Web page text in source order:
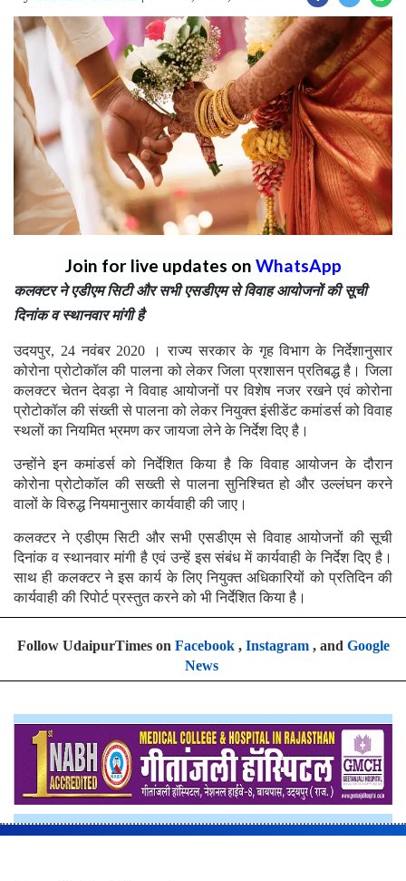
Join for live updates on WhatsApp
कलक्टर ने एडीएम सिटी और सभी एसडीएम से विवाह आयोजनों की सूची
दिनांक व स्थानवार मांगी है
उदयपुर, 24 नवंबर 2020 । राज्य सरकार के गृह विभाग के निर्देशानुसार
कोरोना प्रोटोकॉल की पालना को लेकर जिला प्रशासन प्रतिबद्ध है। जिला
कलक्टर चेतन देवड़ा ने विवाह आयोजनों पर विशेष नजर रखने एवं कोरोना
प्रोटोकॉल की संख्ती से पालना को लेकर नियुक्त इंसीडेंट कमांडर्स को विवाह
स्थलों का नियमित भ्रमण कर जायजा लेने के निर्देश दिए है।
उन्होंने इन कमांडर्स को निर्देशित किया है कि विवाह आयोजन के दौरान
कोरोना प्रोटोकॉल की सख्ती से पालना सुनिश्चित हो और उल्लंघन करने
वालों के विरुद्ध नियमानुसार कार्यवाही की जाए।
कलक्टर ने एडीएम सिटी और सभी एसडीएम से विवाह आयोजनों की सूची
दिनांक व स्थानवार मांगी है एवं उन्हें इस संबंध में कार्यवाही के निर्देश दिए है।
साथ ही कलक्टर ने इस कार्य के लिए नियुक्त अधिकारियों को प्रतिदिन की
कार्यवाही की रिपोर्ट प्रस्तुत करने को भी निर्देशित किया है।
Follow UdaipurTimes on Facebook, Instagram, and Google
News